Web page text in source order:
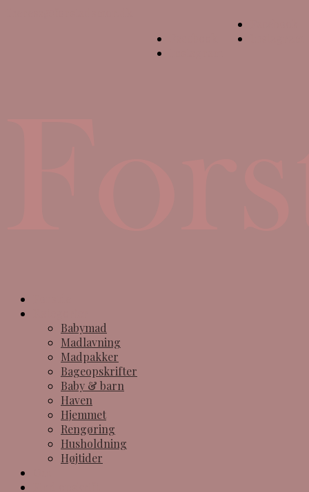
Babymad
Madlavning
Madpakker
Bageopskrifter
Baby & barn
Haven
Hjemmet
Rengøring
Husholdning
Højtider